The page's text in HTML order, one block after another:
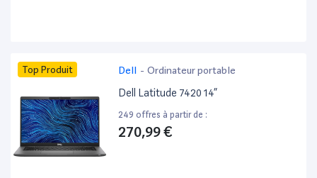
Top Produit Dell - Ordinateur portable
Dell Latitude 7420 14”
249 offres à partir de :
270,99 €